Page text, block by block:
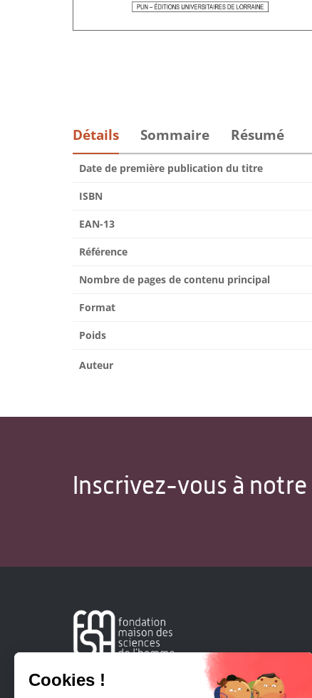
Détails Sommaire Résumé
Date de première publication du titre
ISBN
EAN-13
Référence
Nombre de pages de contenu principal
Format
Poids
Auteur
Inscrivez-vous à
Créée en 1963, la Fondation Maison Sciences de